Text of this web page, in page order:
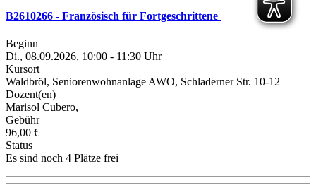
B2610266 - Französisch für Fortgeschrittene
Beginn
Di., 08.09.2026, 10:00 - 11:30 Uhr
Kursort
Waldbröl, Seniorenwohnanlage AWO, Schladerner Str. 10-12
Dozent(en)
Marisol Cubero,
Gebühr
96,00 €
Status
Es sind noch 4 Plätze frei